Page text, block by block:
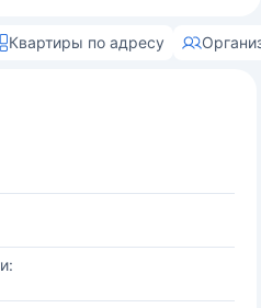
Квартиры по адресу